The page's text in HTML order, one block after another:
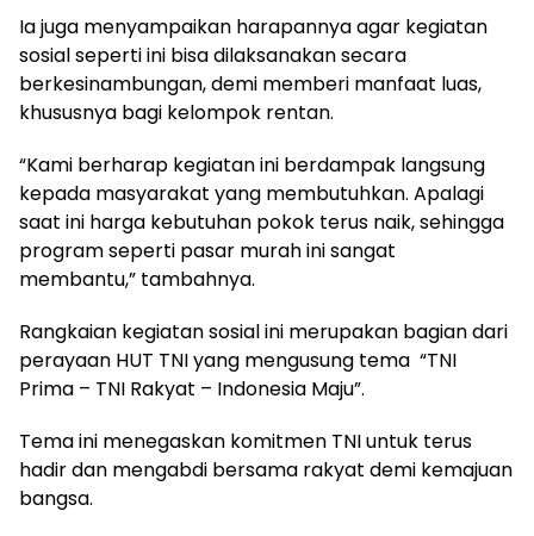
Ia juga menyampaikan harapannya agar kegiatan
sosial seperti ini bisa dilaksanakan secara
berkesinambungan, demi memberi manfaat luas,
khususnya bagi kelompok rentan.
“Kami berharap kegiatan ini berdampak langsung
kepada masyarakat yang membutuhkan. Apalagi
saat ini harga kebutuhan pokok terus naik, sehingga
program seperti pasar murah ini sangat
membantu,” tambahnya.
Rangkaian kegiatan sosial ini merupakan bagian dari
perayaan HUT TNI yang mengusung tema “TNI
Prima – TNI Rakyat – Indonesia Maju”.
Tema ini menegaskan komitmen TNI untuk terus
hadir dan mengabdi bersama rakyat demi kemajuan
bangsa.